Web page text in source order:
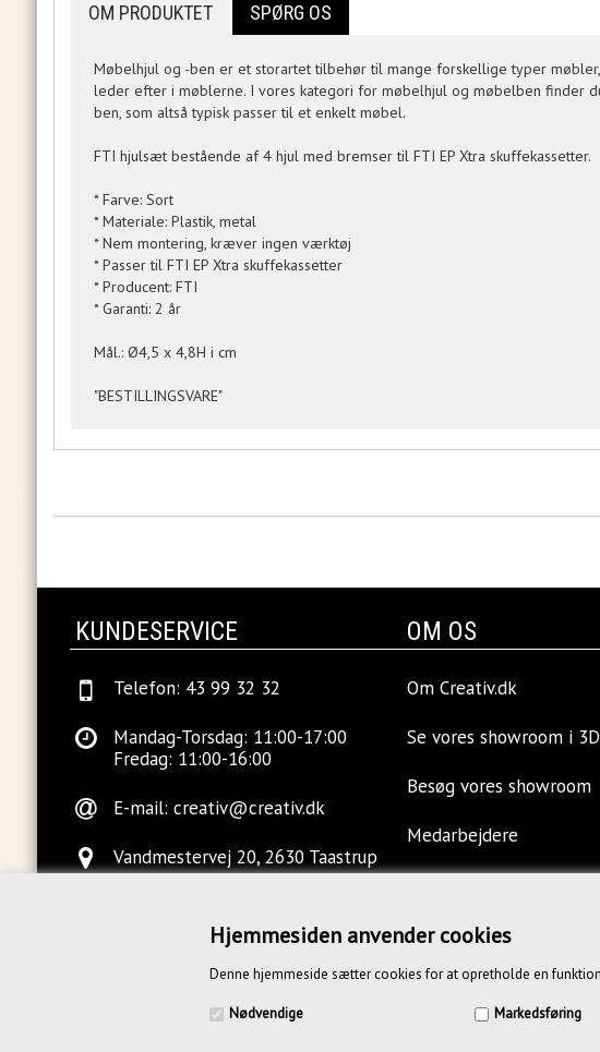
Hjemmesiden anvender cookies
Denne hjemmeside sætter cookies for at opretholde en
Nødvendige Markedsføring
OM PRODUKTET SPØRG OS
Møbelhjul og -ben er et storartet tilbehør til mange forskellige typer
leder efter i møblerne. I vores kategori for møbelhjul og møbelben finder
ben, som altså typisk passer til et enkelt møbel.
FTI hjulsæt bestående af 4 hjul med bremser til FTI EP Xtra skuffekassetter.
* Farve: Sort
* Materiale: Plastik, metal
* Nem montering, kræver ingen værktøj
* Passer til FTI EP Xtra skuffekassetter
* Producent: FTI
* Garanti: 2 år
Mål.: Ø4,5 x 4,8H i cm
"BESTILLINGSVARE"
KUNDESERVICE
Telefon: 43 99 32 32
Mandag-Torsdag: 11:00-17:00
Fredag: 11:00-16:00
E-mail: creativ@creativ.dk
Vandmestervej 20, 2630 Taastrup
OM OS
Om Creativ.dk
Se vores showroom i 3D
Besøg vores showroom
Medarbejdere
Kontakt os
Blog